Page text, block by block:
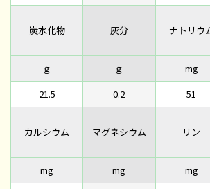
炭水化物
ｇ
21.5
灰分
ｇ
0.2
ナトリウ
mg
51
カルシウム
mg
マグネシウム
mg
リン
mg